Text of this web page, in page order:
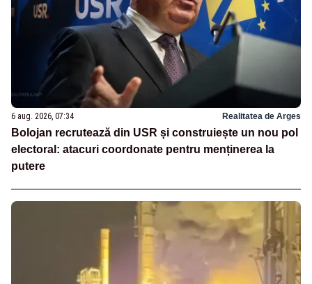
6 aug. 2026, 07:34 Realitatea de Arges
Bolojan recrutează din USR și construiește un nou pol
electoral: atacuri coordonate pentru menținerea la
putere